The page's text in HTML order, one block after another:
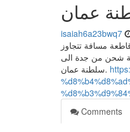
isaiah6a23bwq7
مسافة تتجاوز
شحن من جدة الى
سلطنة عمان.
Comments